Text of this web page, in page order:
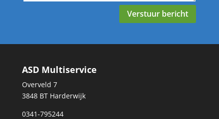
Verstuur bericht
ASD Multiservice
Overveld 7
3848 BT Harderwijk
0341-795244